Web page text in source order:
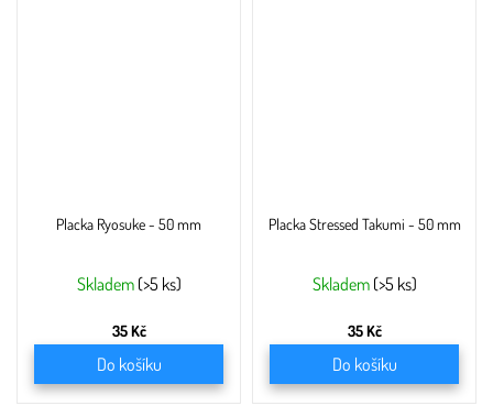
Placka Ryosuke - 50 mm
Skladem (>5 ks)
35 Kč
Do košíku
Placka Stressed Takumi - 50 mm
Skladem (>5 ks)
35 Kč
Do košíku